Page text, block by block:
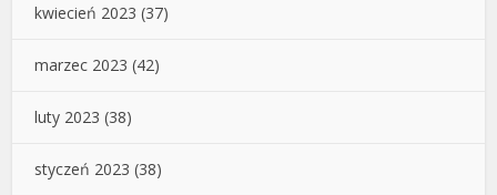
kwiecień 2023 (37)
marzec 2023 (42)
luty 2023 (38)
styczeń 2023 (38)